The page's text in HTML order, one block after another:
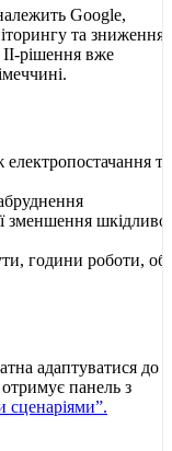
Google,
та зниження
рішення вже
та
зменшення
години роботи,
адаптуватися до
панель з
сценаріями”.